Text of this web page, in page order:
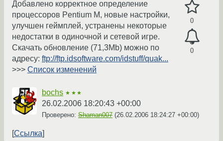
0
0
Добавлено корректное определение
процессоров Pentium M, новые настройки,
улучшен геймплей, устранены некоторые
недостатки в одиночной и сетевой игре.
Скачать обновление (71,3Mb) можно по
адресу: ftp://ftp.idsoftware.com/idstuff/quak...
>>> Список изменений
bochs ★★★
26.02.2006 18:20:43 +00:00
Проверено: Shaman007 (26.02.2006 18:24:27 +00:00)
Ссылка